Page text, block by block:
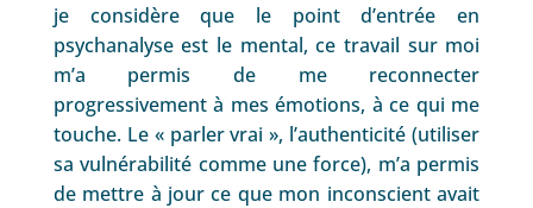
je considère que le point d’entrée en
psychanalyse est le mental, ce travail sur moi
m’a permis de me reconnecter
progressivement à mes émotions, à ce qui me
touche. Le « parler vrai », l’authenticité (utiliser
sa vulnérabilité comme une force), m’a permis
de mettre à jour ce que mon inconscient avait